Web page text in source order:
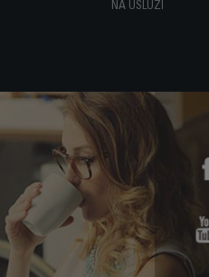
za potrošače ili
NA USLUZI